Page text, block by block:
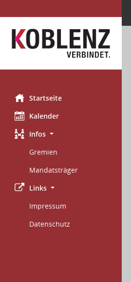
Startseite
Kalender
Infos
Gremien
Mandatsträger
Links
Impressum
Datenschutz